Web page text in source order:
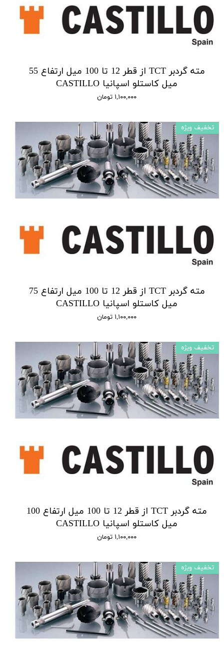
مته گردبر TCT از قطر 12 تا 100 میل ارتفاع 55
میل کاستلو اسپانیا CASTILLO
۱,۱۰۰,۰۰۰ تومان
مته گردبر TCT از قطر 12 تا 100 میل ارتفاع 75
میل کاستلو اسپانیا CASTILLO
۱,۱۰۰,۰۰۰ تومان
تخفیف ویژه
مته گردبر TCT از قطر 12 تا 100 میل ارتفاع 100
میل کاستلو اسپانیا CASTILLO
۱,۱۰۰,۰۰۰ تومان
تخفیف ویژه
تخفیف ویژه